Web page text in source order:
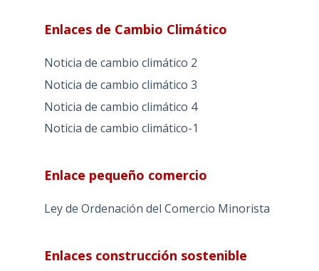
Enlaces de Cambio Climático
Noticia de cambio climático 2
Noticia de cambio climático 3
Noticia de cambio climático 4
Noticia de cambio climático-1
Enlace pequeño comercio
Ley de Ordenación del Comercio Minorista
Enlaces construcción sostenible